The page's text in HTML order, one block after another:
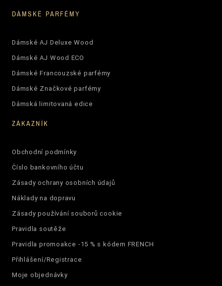
DÁMSKÉ PARFÉMY
Dámské AJ Deluxe Wood
Dámské AJ Wood ECO
Dámské Francouzské parfémy
Dámské Značkové parfémy
Dámská limitovaná edice
ZÁKAZNÍK
Obchodní podmínky
Číslo bankovního účtu
Zásady ochrany osobních údajů
Náklady na dopravu
Zásady používání souborů cookie
Pravidla soutěže
Pravidla promoakce -15 % s kódem FRENCH
Přihlášení/Registrace
Moje objednávky